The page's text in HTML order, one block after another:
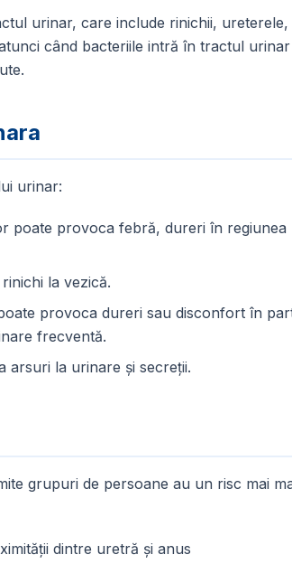
urinar, care include rinichii, ureterele,
când bacteriile intră în tractul urinar
urinar:
poate provoca febră, dureri în regiunea
la vezică.
provoca dureri sau disconfort în
frecventă.
arsuri la urinare și secreții.
grupuri de persoane au un risc mai
dintre uretră și anus